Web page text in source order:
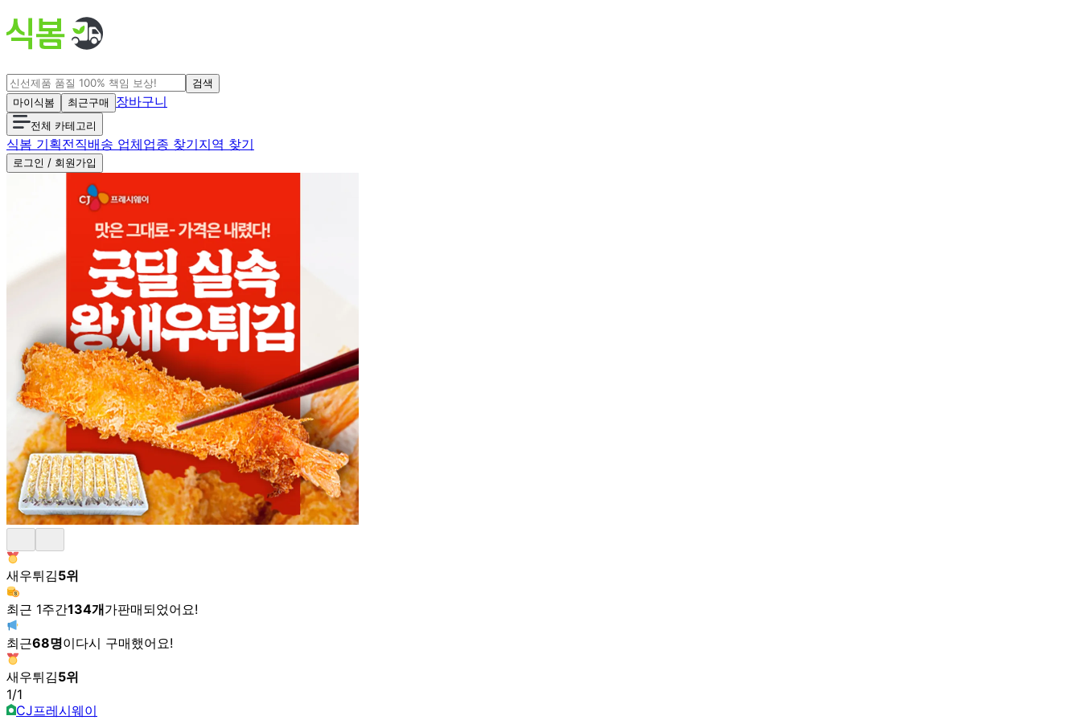
검색
마이식봄
최근구매 장바구니
전체 카테고리
식봄 기획전직배송 업체업종 찾기지역 찾기
로그인 / 회원가입
새우튀김5위
최근 1주간134개가판매되었어요!
최근68명이다시 구매했어요!
새우튀김5위
1/1
CJ프레시웨이